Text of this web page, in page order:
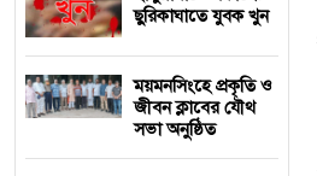
ছুরিকাঘাতে যুবক খুন
ময়মনসিংহে প্রকৃতি ও
জীবন ক্লাবের যৌথ
সভা অনুষ্ঠিত